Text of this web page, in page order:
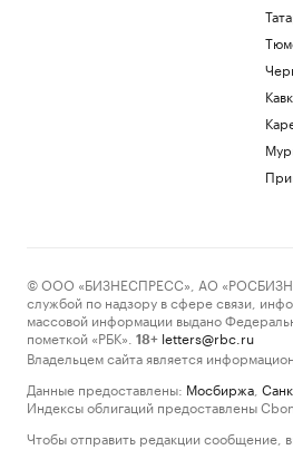
© ООО «БИЗНЕСПРЕСС», АО
службой по надзору в сфере связи,
массовой информации выдано
пометкой «РБК».
18+ letters@rbc.ru
Владельцем сайта является
Данные предоставлены: Мосбиржа
Индексы облигаций предоставлены
Чтобы отправить редакции сообщение,